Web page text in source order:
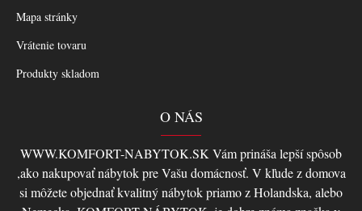
Mapa stránky
Vrátenie tovaru
Produkty skladom
O NÁS
WWW.KOMFORT-NABYTOK.SK Vám prináša lepší spôsob
,ako nakupovať nábytok pre Vašu domácnosť. V kľude z domova
si môžete objednať kvalitný nábytok priamo z Holandska, alebo